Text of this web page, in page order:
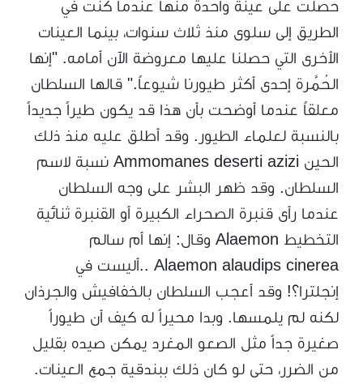
حصلت على عينة واحدة منها عندما كنت في
الطريق إلى سلوى منذ ثلاث سنوات، بينما العينات
الأخرى التي حصلنا عليها معروضة الآن أمامه. "إنها
الحُمَّرة إحدى أكثر طيورنا شيوعاً." قالها السلطان
معلقاً عندما أوضحت بأن هذا قد يكون طيراً جديداً
بالنسبة لعلماء الطيور. وقد أطلق عليه منذ ذلك
الحين Ammomanes deserti azizi نسبة لاسم
السلطان. وقد ظهر البشر على وجه السلطان
عندما رأى قنبرة الصحراء الكبيرة أو القنبرة ثنائية
التخطيط Alaemon وقال: إنها أم سالم
Alaemon alaudips cinerea ..أليست في
إنجلترا؟! وقد أعجب السلطان بالخفافيش والجرذان
لكنه لم يلمسها. وبدا محيراً له كيف أن طيوراً
صغيرة جداً مثل الصعو المغرد يمكن صيده بقليل
من الضرر، حتى لو كان ذلك ببندقية جمع العينات.